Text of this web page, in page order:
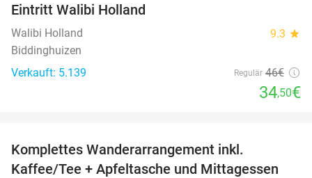
Eintritt Walibi Holland
Walibi Holland 9.3 star
Biddinghuizen
Verkauft: 5.139
Regulär 46€
34,50€
Komplettes Wanderarrangement inkl.
Kaffee/Tee + Apfeltasche und Mittagessen